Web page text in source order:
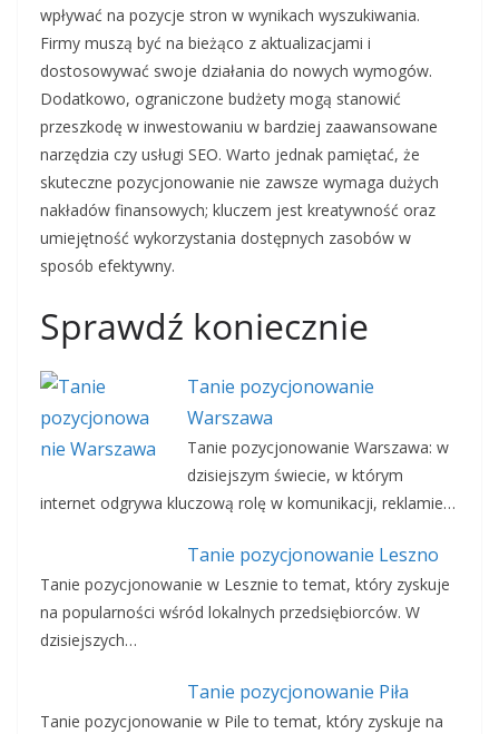
wpływać na pozycje stron w wynikach wyszukiwania.
Firmy muszą być na bieżąco z aktualizacjami i
dostosowywać swoje działania do nowych wymogów.
Dodatkowo, ograniczone budżety mogą stanowić
przeszkodę w inwestowaniu w bardziej zaawansowane
narzędzia czy usługi SEO. Warto jednak pamiętać, że
skuteczne pozycjonowanie nie zawsze wymaga dużych
nakładów finansowych; kluczem jest kreatywność oraz
umiejętność wykorzystania dostępnych zasobów w
sposób efektywny.
Sprawdź koniecznie
Tanie pozycjonowanie
Warszawa
Tanie pozycjonowanie Warszawa: w
dzisiejszym świecie, w którym
internet odgrywa kluczową rolę w komunikacji, reklamie…
Tanie pozycjonowanie Leszno
Tanie pozycjonowanie w Lesznie to temat, który zyskuje
na popularności wśród lokalnych przedsiębiorców. W
dzisiejszych…
Tanie pozycjonowanie Piła
Tanie pozycjonowanie w Pile to temat, który zyskuje na